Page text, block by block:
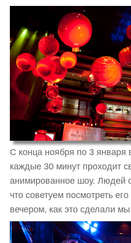
С конца ноября по 3 января
каждые 30 минут проходит
анимированное шоу. Людей
что советуем посмотреть
вечером, как это сделали